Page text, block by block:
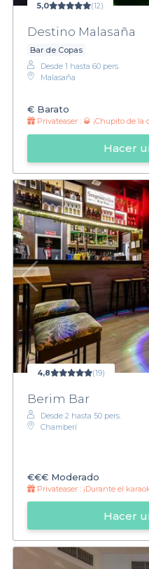
importa si es un afterwork
amigos en la capital. ¡Visita
5,0 (12)
Destino Malasaña
Bar de Copas
Desde 1 hasta 60 pers.
Malasaña
€ Barato
Privateaser : 🥃 ¡Chupito de la
Hacer
4,8 (19)
Berim Bar
Desde 2 hasta 50 pers.
Chamberí
€€€ Moderado
Privateaser : ¡Durante el
Hacer